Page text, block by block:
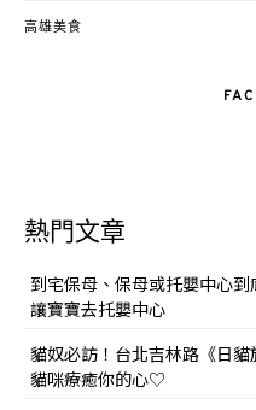
高雄美食
熱門文章
到宅保母、保母或托嬰中心
讓寶寶去托嬰中心
貓奴必訪！台北吉林路《日
貓咪療癒你的心♡